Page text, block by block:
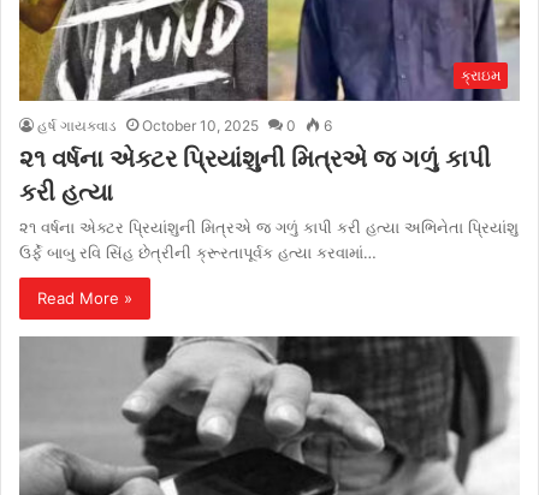
ક્રાઇમ
હર્ષ ગાયક્વાડ October 10, 2025 0 6
૨૧ વર્ષના એક્ટર પ્રિયાંશુની મિત્રએ જ ગળું કાપી
કરી હત્યા
૨૧ વર્ષના એક્ટર પ્રિયાંશુની મિત્રએ જ ગળું કાપી કરી હત્યા અભિનેતા પ્રિયાંશુ
ઉર્ફે બાબુ રવિ સિંહ છેત્રીની ક્રૂરતાપૂર્વક હત્યા કરવામાં…
Read More »